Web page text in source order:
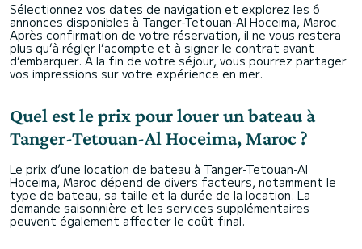
Sélectionnez vos dates de navigation et explorez les 6
annonces disponibles à Tanger-Tetouan-Al Hoceima, Maroc.
Après confirmation de votre réservation, il ne vous restera
plus qu’à régler l’acompte et à signer le contrat avant
d’embarquer. À la fin de votre séjour, vous pourrez partager
vos impressions sur votre expérience en mer.
Quel est le prix pour louer un bateau à
Tanger-Tetouan-Al Hoceima, Maroc ?
Le prix d’une location de bateau à Tanger-Tetouan-Al
Hoceima, Maroc dépend de divers facteurs, notamment le
type de bateau, sa taille et la durée de la location. La
demande saisonnière et les services supplémentaires
peuvent également affecter le coût final.